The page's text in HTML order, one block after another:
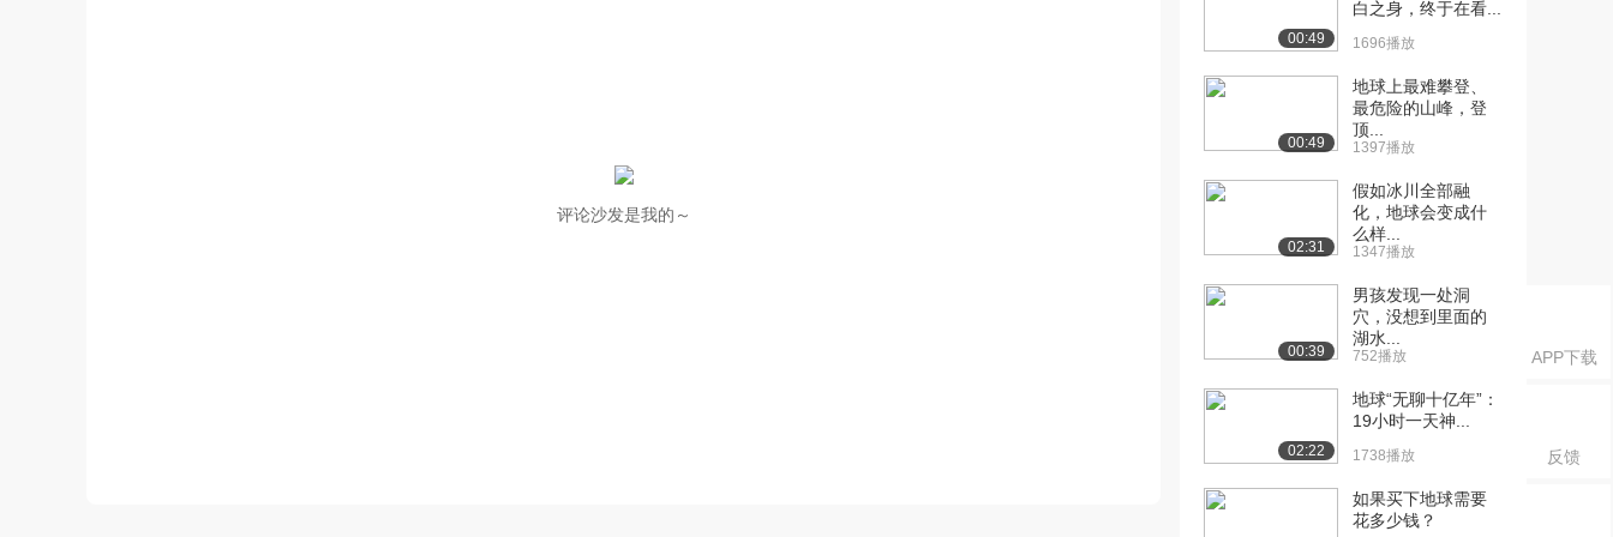
APP下载
反馈
评论沙发是我的～
00:49
白之身，终于在看...
1696播放
00:49
地球上最难攀登、
最危险的山峰，登
顶...
1397播放
02:31
假如冰川全部融
化，地球会变成什
么样...
1347播放
00:39
男孩发现一处洞
穴，没想到里面的
湖水...
752播放
02:22
地球“无聊十亿年”：
19小时一天神...
1738播放
如果买下地球需要
花多少钱？